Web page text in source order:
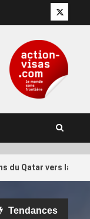
Twitter
du Qatar vers la
Tendances